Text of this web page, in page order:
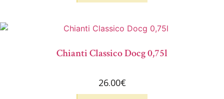
Chianti Classico Docg 0,75l
26.00€